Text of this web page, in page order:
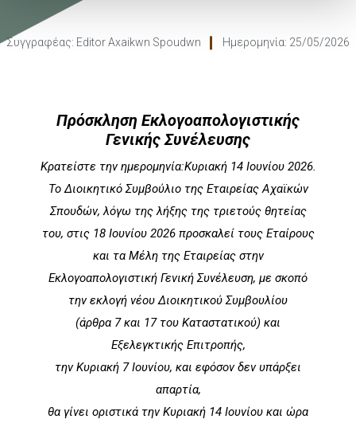
Συγγραφέας: Editor Axaikwn Spoudwn Ημερομηνία: 25/05/2026
Πρόσκληση Εκλογοαπολογιστικής
Γενικής Συνέλευσης
Κρατείστε την ημερομηνία:Κυριακή 14 Ιουνίου 2026.
Το Διοικητικό Συμβούλιο της Εταιρείας Αχαϊκών
Σπουδών, λόγω της λήξης της τριετούς θητείας
του, στις 18 Ιουνίου 2026 προσκαλεί τους Εταίρους
και τα Μέλη της Εταιρείας στην
Εκλογοαπολογιστική Γενική Συνέλευση, με σκοπό
την εκλογή νέου Διοικητικού Συμβουλίου
(άρθρα 7 και 17 του Καταστατικού) και
Εξελεγκτικής Επιτροπής,
την Κυριακή 7 Ιουνίου, και εφόσον δεν υπάρξει
απαρτία,
θα γίνει οριστικά την Κυριακή 14 Ιουνίου και ώρα